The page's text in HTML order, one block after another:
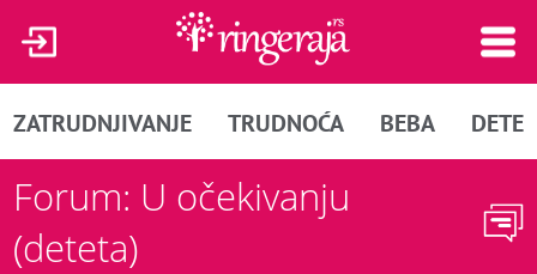
ZATRUDNJIVANJE TRUDNOĆA BEBA DETE
Forum: U očekivanju
(deteta)